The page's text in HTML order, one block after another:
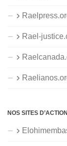
Rael-
NOS SITES